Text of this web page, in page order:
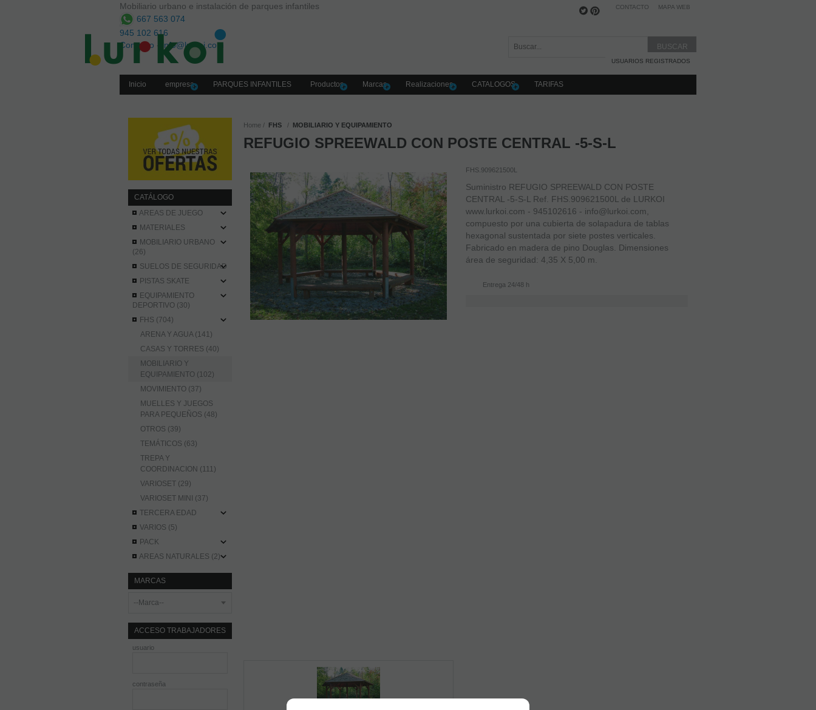
Mobiliario urbano e instalación de parques infantiles
667 563 074
945 102 616
Contacto - info@lurkoi.com
USUARIOS REGISTRADOS
CONTACTO MAPA WEB
Inicio empresa PARQUES INFANTILES Productos Marcas Realizaciones CATALOGOS TARIFAS
CATÁLOGO
AREAS DE JUEGO
MATERIALES
MOBILIARIO URBANO
(26)
SUELOS DE SEGURIDAD
PISTAS SKATE
EQUIPAMIENTO
DEPORTIVO (30)
FHS (704)
ARENA Y AGUA (141)
CASAS Y TORRES (40)
MOBILIARIO Y
EQUIPAMIENTO (102)
MOVIMIENTO (37)
MUELLES Y JUEGOS
PARA PEQUEÑOS (48)
OTROS (39)
TEMÁTICOS (63)
TREPA Y
COORDINACION (111)
VARIOSET (29)
VARIOSET MINI (37)
TERCERA EDAD
VARIOS (5)
PACK
AREAS NATURALES (2)
MARCAS
ACCESO TRABAJADORES
usuario
contraseña
Home FHS MOBILIARIO Y EQUIPAMIENTO
REFUGIO SPREEWALD CON POSTE CENTRAL -5-S-L
FHS.909621500L
Suministro REFUGIO SPREEWALD CON POSTE
CENTRAL -5-S-L Ref. FHS.909621500L de LURKOI
www.lurkoi.com - 945102616 - info@lurkoi.com,
compuesto por una cubierta de solapadura de tablas
hexagonal sustentada por siete postes verticales.
Fabricado en madera de pino Douglas. Dimensiones
área de seguridad: 4,35 X 5,00 m.
Entrega 24/48 h